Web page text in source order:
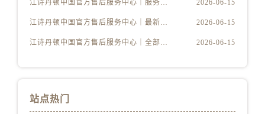
江苏省泰州市海陵区永定东路399号置地商务中心东塔（华润万象城）17层1706室江诗丹顿售后服务中心（需提前预约）
江苏省徐州市鼓楼区淮海东路29号苏宁广场IFC国际金融中心35层3508室江诗丹顿售后服务中心（需提前预约）
江苏省镇江市京口区中山东路江诗丹顿售后服务中心（需提前预约）
江诗丹顿中国官方售后服务中心｜服务电话及完整官方地址权威信息公示（2026年6月最新） 2026-06-15
江诗丹顿中国官方售后服务中心｜最新电话与详细地址权威信息公示（2026年6月最新） 2026-06-15
江诗丹顿中国官方售后服务中心｜全部网点地址与售后热线权威信息公示（2026年6月最新） 2026-06-15
站点热门